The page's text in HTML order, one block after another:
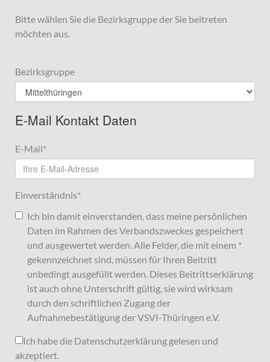
Bitte wählen Sie die Bezirksgruppe der Sie beitreten
möchten aus.
Bezirksgruppe
E-Mail Kontakt Daten
E-Mail*
Einverständnis*
Ich bin damit einverstanden, dass meine persönlichen
Daten im Rahmen des Verbandszweckes gespeichert
und ausgewertet werden. Alle Felder, die mit einem *
gekennzeichnet sind, müssen für Ihren Beitritt
unbedingt ausgefüllt werden. Dieses Beitrittserklärung
ist auch ohne Unterschrift gültig, sie wird wirksam
durch den schriftlichen Zugang der
Aufnahmebestätigung der VSVI-Thüringen e.V.
Ich habe die Datenschutzerklärung gelesen und
akzeptiert.